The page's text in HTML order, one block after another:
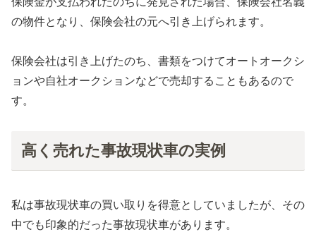
の物件となり、保険会社の元へ引き上げられます。
保険会社は引き上げたのち、書類をつけてオートオークシ
ョンや自社オークションなどで売却することもあるので
す。
高く売れた事故現状車の実例
私は事故現状車の買い取りを得意としていましたが、その
中でも印象的だった事故現状車があります。